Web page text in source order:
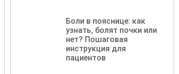
Боли в пояснице: как
узнать, болят почки или
нет? Пошаговая
инструкция для
пациентов